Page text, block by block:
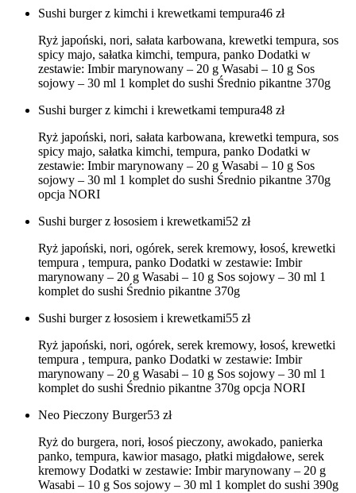
Sushi burger z kimchi i krewetkami tempura46 zł
Ryż japoński, nori, sałata karbowana, krewetki tempura, sos
spicy majo, sałatka kimchi, tempura, panko Dodatki w
zestawie: Imbir marynowany – 20 g Wasabi – 10 g Sos
sojowy – 30 ml 1 komplet do sushi Średnio pikantne 370g
Sushi burger z kimchi i krewetkami tempura48 zł
Ryż japoński, nori, sałata karbowana, krewetki tempura, sos
spicy majo, sałatka kimchi, tempura, panko Dodatki w
zestawie: Imbir marynowany – 20 g Wasabi – 10 g Sos
sojowy – 30 ml 1 komplet do sushi Średnio pikantne 370g
opcja NORI
Sushi burger z łososiem i krewetkami52 zł
Ryż japoński, nori, ogórek, serek kremowy, łosoś, krewetki
tempura , tempura, panko Dodatki w zestawie: Imbir
marynowany – 20 g Wasabi – 10 g Sos sojowy – 30 ml 1
komplet do sushi Średnio pikantne 370g
Sushi burger z łososiem i krewetkami55 zł
Ryż japoński, nori, ogórek, serek kremowy, łosoś, krewetki
tempura , tempura, panko Dodatki w zestawie: Imbir
marynowany – 20 g Wasabi – 10 g Sos sojowy – 30 ml 1
komplet do sushi Średnio pikantne 370g opcja NORI
Neo Pieczony Burger53 zł
Ryż do burgera, nori, łosoś pieczony, awokado, panierka
panko, tempura, kawior masago, płatki migdałowe, serek
kremowy Dodatki w zestawie: Imbir marynowany – 20 g
Wasabi – 10 g Sos sojowy – 30 ml 1 komplet do sushi 390g